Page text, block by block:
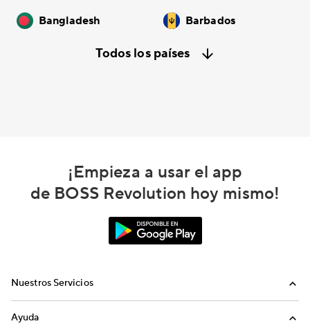
Bangladesh Barbados
Todos los países
¡Empieza a usar el app
de BOSS Revolution hoy mismo!
Nuestros Servicios
Ayuda